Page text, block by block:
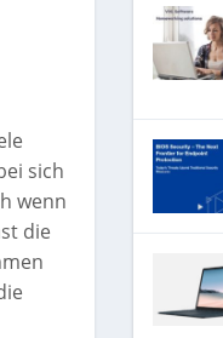
sich
wenn
die